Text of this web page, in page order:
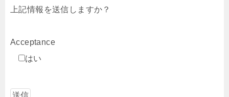
上記情報を送信しますか？
Acceptance
はい